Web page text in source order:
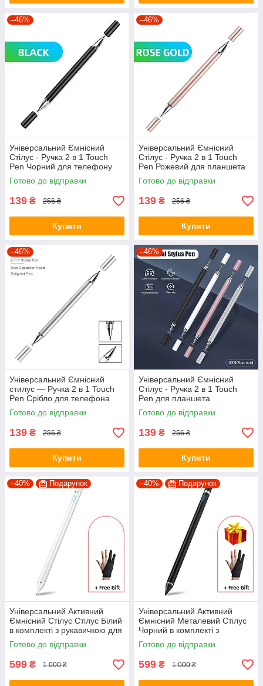
–46%
Універсальний Ємнісний
Стілус - Ручка 2 в 1 Touch
Pen Чорний для телефону
сенсорного екрана
Готово до відправки
139 ₴ 256 ₴
Купити
–46%
Універсальний Ємнісний
Стілус - Ручка 2 в 1 Touch
Pen Рожевий для планшета
сенсорного екрану
Готово до відправки
139 ₴ 256 ₴
Купити
–46%
Універсальний Ємнісний
стилус — Ручка 2 в 1 Touch
Pen Срібло для телефона
планшета сенсорного екрана
Готово до відправки
139 ₴ 256 ₴
Купити
–46%
Універсальний Ємнісний
Стілус - Ручка 2 в 1 Touch
Pen для планшета
сенсорного екрану
Готово до відправки
139 ₴ 256 ₴
Купити
–40% Подарунок
Універсальний Активний
Ємнісний Стілус Стілус Білий
в комплекті з рукавичкою для
телефону, планшета
Готово до відправки
599 ₴ 1 000 ₴
–40% Подарунок
Універсальний Активний
Ємнісний Металевий Стілус
Чорний в комплекті з
рукавичкою для телефону,
планшета
Готово до відправки
599 ₴ 1 000 ₴